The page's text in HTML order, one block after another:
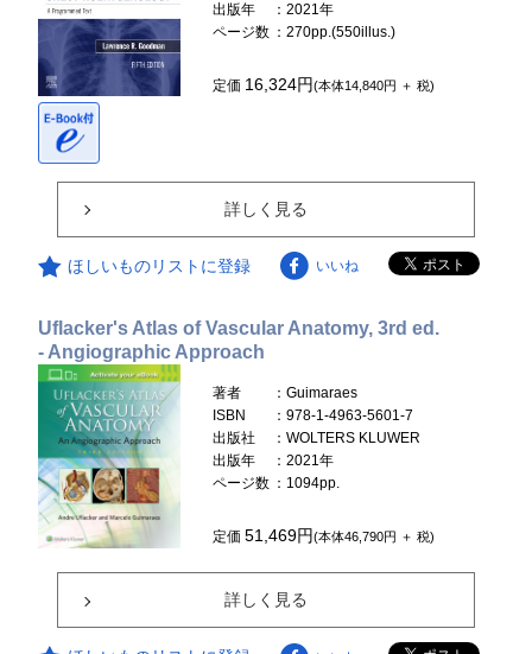
出版年
：2021年
ページ数 ：270pp.(550illus.)
定価 16,324円(本体14,840円 ＋ 税)
詳しく見る
ほしいものリストに登録 いいね
Uflacker's Atlas of Vascular Anatomy, 3rd ed.
- Angiographic Approach
著者
：Guimaraes
ISBN
：978-1-4963-5601-7
出版社
：WOLTERS KLUWER
出版年
：2021年
ページ数 ：1094pp.
定価51,469円(本体46,790円 ＋ 税)
詳しく見る